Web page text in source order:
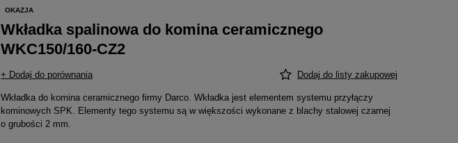
OKAZJA
Wkładka spalinowa do komina ceramicznego
WKC150/160-CZ2
+ Dodaj do porównania Dodaj do listy zakupowej
Wkładka do komina ceramicznego firmy Darco. Wkładka jest elementem systemu przyłączy
kominowych SPK. Elementy tego systemu są w większości wykonane z blachy stalowej czarnej
o grubości 2 mm.